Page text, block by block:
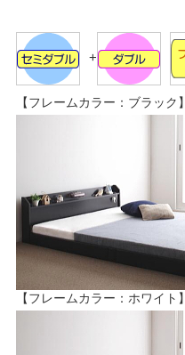
+
【フレームカラー：ブラック】
【フレームカラー：ホワイト】